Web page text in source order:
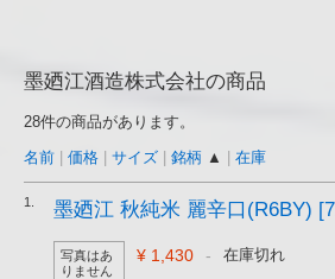
墨廼江酒造株式会社の商品
28件の商品があります。
名前
価格 サイズ 銘柄 ▲ 在庫
1. 墨廼江 秋純米 麗辛口(R6BY)
写真はあ
りません
¥ 1,430 - 在庫切れ